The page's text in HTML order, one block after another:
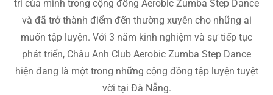
trí của mình trong cộng đồng Aerobic Zumba Step Dance
và đã trở thành điểm đến thường xuyên cho những ai
muốn tập luyện. Với 3 năm kinh nghiệm và sự tiếp tục
phát triển, Châu Anh Club Aerobic Zumba Step Dance
hiện đang là một trong những cộng đồng tập luyện tuyệt
vời tại Đà Nẵng.